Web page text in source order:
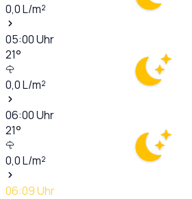
0,0L/m²
05:00Uhr
21°
0,0L/m²
06:00Uhr
21°
0,0L/m²
06:09Uhr